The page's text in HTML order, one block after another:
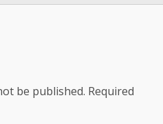
be published. Required